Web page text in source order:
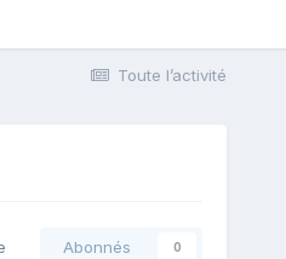
Toute l’activité
Abonnés 0